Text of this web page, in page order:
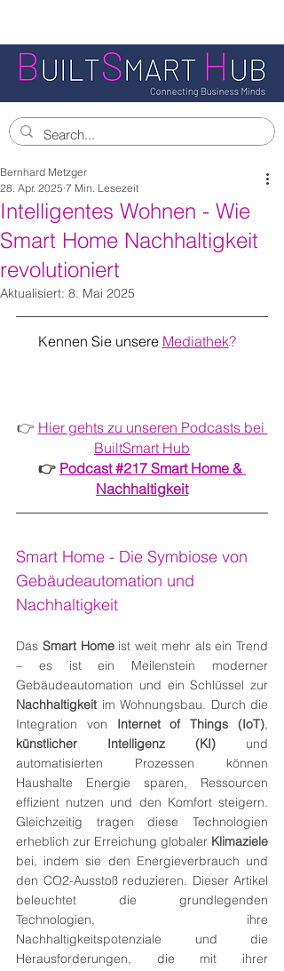
Intelligentes Wohnen - Wie
Smart Home Nachhaltigkeit
revolutioniert
Bernhard Metzger
28. Apr. 2025 7 Min. Lesezeit
Aktualisiert: 8. Mai 2025
Kennen Sie unsere Mediathek?
👉 Hier gehts zu unseren Podcasts bei
BuiltSmart Hub
👉 Podcast #217 Smart Home &
Nachhaltigkeit
Smart Home - Die Symbiose von
Gebäudeautomation und
Nachhaltigkeit
Das Smart Home ist weit mehr als ein Trend
– es ist ein Meilenstein moderner
Nachhaltigkeit im Wohnungsbau. Durch die
Integration von Internet of Things (IoT)
künstlicher Intelligenz (KI) und
automatisierten Prozessen können
Haushalte Energie sparen, Ressourcen
effizient nutzen und den Komfort steigern.
Gleichzeitig tragen diese Technologien
erheblich zur Erreichung globaler Klimaziele
bei, indem sie den Energieverbrauch und
den CO2-Ausstoß reduzieren. Dieser Artikel
beleuchtet die grundlegenden
Technologien, ihre
Nachhaltigkeitspotenziale und die
Herausforderungen, die mit ihrer